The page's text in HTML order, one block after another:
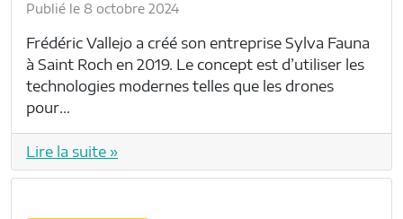
Publié le 8 octobre 2024
Frédéric Vallejo a créé son entreprise Sylva Fauna
à Saint Roch en 2019. Le concept est d’utiliser les
technologies modernes telles que les drones
pour…
Lire la suite »